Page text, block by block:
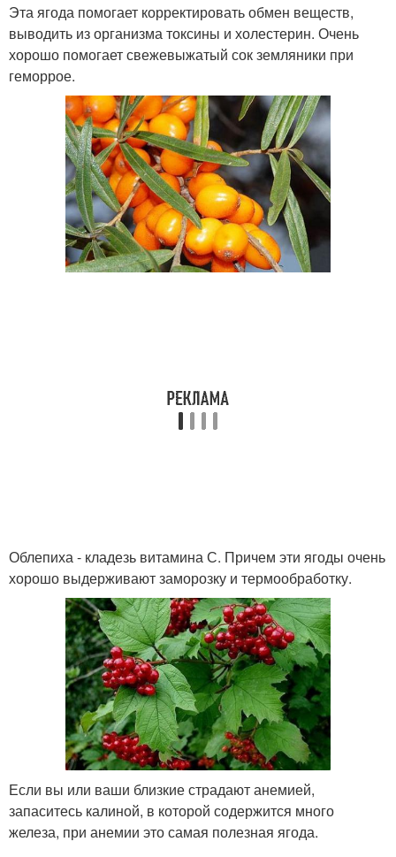
Эта ягода помогает корректировать обмен веществ,
выводить из организма токсины и холестерин. Очень
хорошо помогает свежевыжатый сок земляники при
геморрое.
Облепиха - кладезь витамина С. Причем эти ягоды очень
хорошо выдерживают заморозку и термообработку.
Если вы или ваши близкие страдают анемией,
запаситесь калиной, в которой содержится много
железа, при анемии это самая полезная ягода.